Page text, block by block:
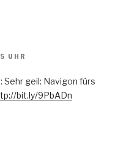
UHR
Sehr geil: Navigon fürs
bit.ly/9PbADn